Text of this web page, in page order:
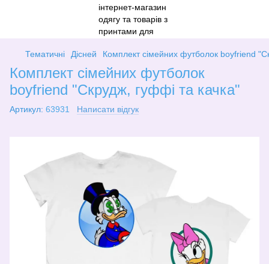
Тематичні Дісней Комплект сімейних футболок boyfriend
Комплект сімейних футболок
boyfriend "Скрудж, гуффі та качка"
Артикул: 63931 Написати відгук